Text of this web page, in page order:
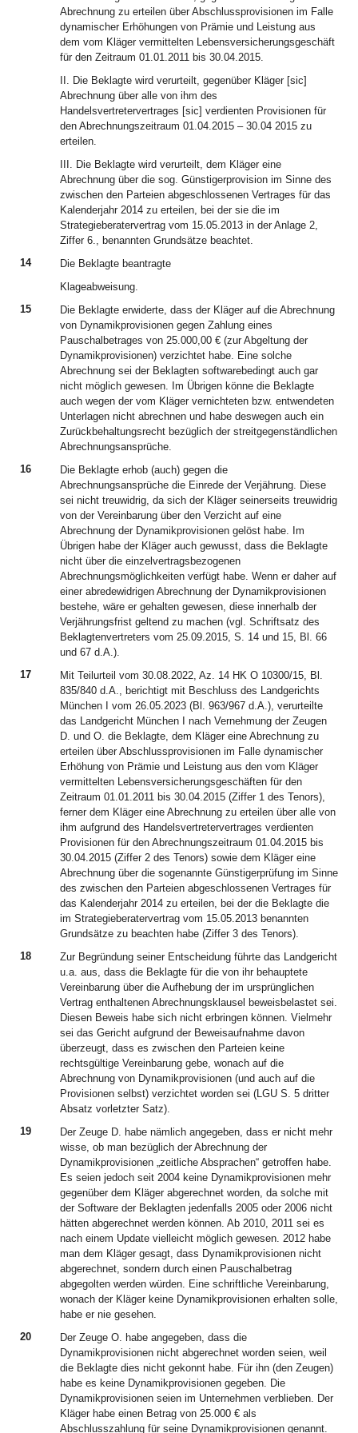
Abrechnung zu erteilen über Abschlussprovisionen im Falle
dynamischer Erhöhungen von Prämie und Leistung aus
dem vom Kläger vermittelten Lebensversicherungsgeschäft
für den Zeitraum 01.01.2011 bis 30.04.2015.
II. Die Beklagte wird verurteilt, gegenüber Kläger [sic]
Abrechnung über alle von ihm des
Handelsvertretervertrages [sic] verdienten Provisionen für
den Abrechnungszeitraum 01.04.2015 – 30.04 2015 zu
erteilen.
III. Die Beklagte wird verurteilt, dem Kläger eine
Abrechnung über die sog. Günstigerprovision im Sinne des
zwischen den Parteien abgeschlossenen Vertrages für das
Kalenderjahr 2014 zu erteilen, bei der sie die im
Strategieberatervertrag vom 15.05.2013 in der Anlage 2,
Ziffer 6., benannten Grundsätze beachtet.
14
Die Beklagte beantragte
Klageabweisung.
15
Die Beklagte erwiderte, dass der Kläger auf die Abrechnung
von Dynamikprovisionen gegen Zahlung eines
Pauschalbetrages von 25.000,00 € (zur Abgeltung der
Dynamikprovisionen) verzichtet habe. Eine solche
Abrechnung sei der Beklagten softwarebedingt auch gar
nicht möglich gewesen. Im Übrigen könne die Beklagte
auch wegen der vom Kläger vernichteten bzw. entwendeten
Unterlagen nicht abrechnen und habe deswegen auch ein
Zurückbehaltungsrecht bezüglich der streitgegenständlichen
Abrechnungsansprüche.
16
Die Beklagte erhob (auch) gegen die
Abrechnungsansprüche die Einrede der Verjährung. Diese
sei nicht treuwidrig, da sich der Kläger seinerseits treuwidrig
von der Vereinbarung über den Verzicht auf eine
Abrechnung der Dynamikprovisionen gelöst habe. Im
Übrigen habe der Kläger auch gewusst, dass die Beklagte
nicht über die einzelvertragsbezogenen
Abrechnungsmöglichkeiten verfügt habe. Wenn er daher auf
einer abredewidrigen Abrechnung der Dynamikprovisionen
bestehe, wäre er gehalten gewesen, diese innerhalb der
Verjährungsfrist geltend zu machen (vgl. Schriftsatz des
Beklagtenvertreters vom 25.09.2015, S. 14 und 15, Bl. 66
und 67 d.A.).
17
Mit Teilurteil vom 30.08.2022, Az. 14 HK O 10300/15, Bl.
835/840 d.A., berichtigt mit Beschluss des Landgerichts
München I vom 26.05.2023 (Bl. 963/967 d.A.), verurteilte
das Landgericht München I nach Vernehmung der Zeugen
D. und O. die Beklagte, dem Kläger eine Abrechnung zu
erteilen über Abschlussprovisionen im Falle dynamischer
Erhöhung von Prämie und Leistung aus den vom Kläger
vermittelten Lebensversicherungsgeschäften für den
Zeitraum 01.01.2011 bis 30.04.2015 (Ziffer 1 des Tenors),
ferner dem Kläger eine Abrechnung zu erteilen über alle von
ihm aufgrund des Handelsvertretervertrages verdienten
Provisionen für den Abrechnungszeitraum 01.04.2015 bis
30.04.2015 (Ziffer 2 des Tenors) sowie dem Kläger eine
Abrechnung über die sogenannte Günstigerprüfung im Sinne
des zwischen den Parteien abgeschlossenen Vertrages für
das Kalenderjahr 2014 zu erteilen, bei der die Beklagte die
im Strategieberatervertrag vom 15.05.2013 benannten
Grundsätze zu beachten habe (Ziffer 3 des Tenors).
18
Zur Begründung seiner Entscheidung führte das Landgericht
u.a. aus, dass die Beklagte für die von ihr behauptete
Vereinbarung über die Aufhebung der im ursprünglichen
Vertrag enthaltenen Abrechnungsklausel beweisbelastet sei.
Diesen Beweis habe sich nicht erbringen können. Vielmehr
sei das Gericht aufgrund der Beweisaufnahme davon
überzeugt, dass es zwischen den Parteien keine
rechtsgültige Vereinbarung gebe, wonach auf die
Abrechnung von Dynamikprovisionen (und auch auf die
Provisionen selbst) verzichtet worden sei (LGU S. 5 dritter
Absatz vorletzter Satz).
19
Der Zeuge D. habe nämlich angegeben, dass er nicht mehr
wisse, ob man bezüglich der Abrechnung der
Dynamikprovisionen „zeitliche Absprachen“ getroffen habe.
Es seien jedoch seit 2004 keine Dynamikprovisionen mehr
gegenüber dem Kläger abgerechnet worden, da solche mit
der Software der Beklagten jedenfalls 2005 oder 2006 nicht
hätten abgerechnet werden können. Ab 2010, 2011 sei es
nach einem Update vielleicht möglich gewesen. 2012 habe
man dem Kläger gesagt, dass Dynamikprovisionen nicht
abgerechnet, sondern durch einen Pauschalbetrag
abgegolten werden würden. Eine schriftliche Vereinbarung,
wonach der Kläger keine Dynamikprovisionen erhalten solle,
habe er nie gesehen.
20
Der Zeuge O. habe angegeben, dass die
Dynamikprovisionen nicht abgerechnet worden seien, weil
die Beklagte dies nicht gekonnt habe. Für ihn (den Zeugen)
habe es keine Dynamikprovisionen gegeben. Die
Dynamikprovisionen seien im Unternehmen verblieben. Der
Kläger habe einen Betrag von 25.000 € als
Abschlusszahlung für seine Dynamikprovisionen genannt.